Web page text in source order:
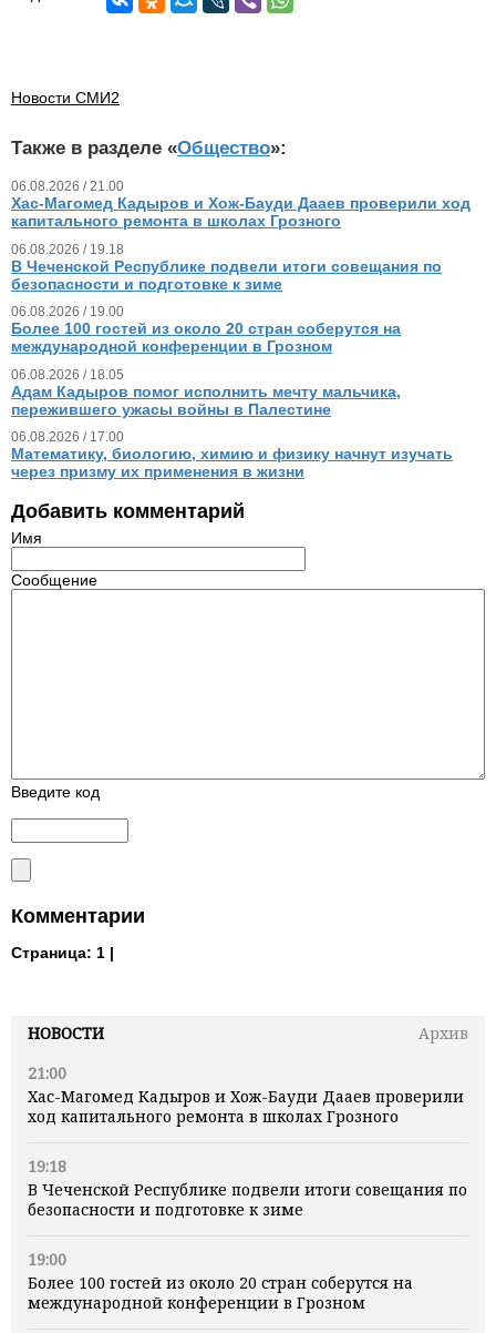
НОВОСТИ
Архив
21:00
Хас-Магомед Кадыров и Хож-Бауди Дааев проверили
ход капитального ремонта в школах Грозного
19:18
В Чеченской Республике подвели итоги совещания по
безопасности и подготовке к зиме
19:00
Более 100 гостей из около 20 стран соберутся на
международной конференции в Грозном
Новости СМИ2
Также в разделе «Общество»:
06.08.2026 / 21.00
Хас-Магомед Кадыров и Хож-Бауди Дааев проверили ход
капитального ремонта в школах Грозного
06.08.2026 / 19.18
В Чеченской Республике подвели итоги совещания по
безопасности и подготовке к зиме
06.08.2026 / 19.00
Более 100 гостей из около 20 стран соберутся на
международной конференции в Грозном
06.08.2026 / 18.05
Адам Кадыров помог исполнить мечту мальчика,
пережившего ужасы войны в Палестине
06.08.2026 / 17.00
Математику, биологию, химию и физику начнут изучать
через призму их применения в жизни
Добавить комментарий
Имя
Сообщение
Введите код
Комментарии
Страница: 1 |